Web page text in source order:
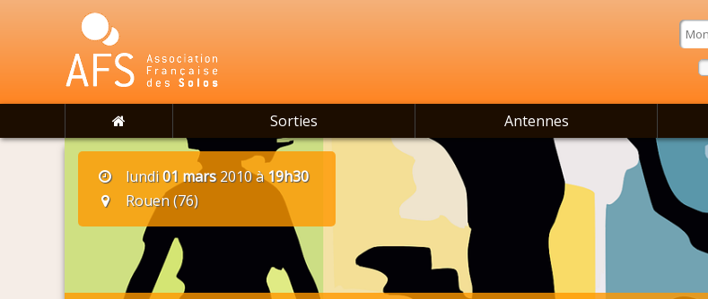
Sorties Antennes
lundi01 mars2010 à19h30
Rouen (76)